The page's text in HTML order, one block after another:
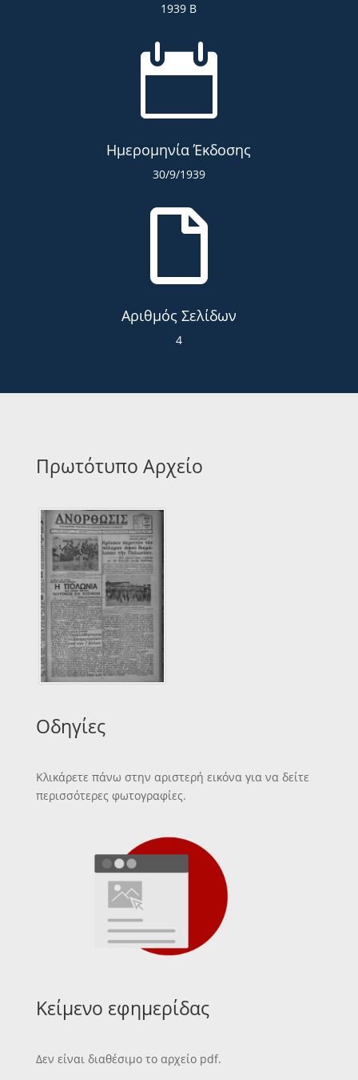
1939 Β

Ημερομηνία Έκδοσης
30/9/1939

Αριθμός Σελίδων
4
Πρωτότυπο Αρχείο
Οδηγίες
Κλικάρετε πάνω στην αριστερή εικόνα για να δείτε
περισσότερες φωτογραφίες.
Κείμενο εφημερίδας
Δεν είναι διαθέσιμο το αρχείο pdf.